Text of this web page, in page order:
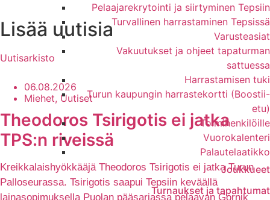
Pelaajarekrytointi ja siirtyminen Tepsiin
Turvallinen harrastaminen Tepsissä
Varusteasiat
Vakuutukset ja ohjeet tapaturman
sattuessa
Harrastamisen tuki
Turun kaupungin harrastekortti (Boostii-
etu)
Toimihenkilöille
Vuorokalenteri
Palautelaatikko
Joukkueet
Turnaukset ja tapahtumat
Lisää uutisia
Uutisarkisto
06.08.2026
Miehet, Uutiset
Theodoros Tsirigotis ei jatka
TPS:n riveissä
Kreikkalaishyökkääjä Theodoros Tsirigotis ei jatka Turun
Palloseurassa. Tsirigotis saapui Tepsiin keväällä
lainasopimuksella Puolan pääsarjassa pelaavan Gornik